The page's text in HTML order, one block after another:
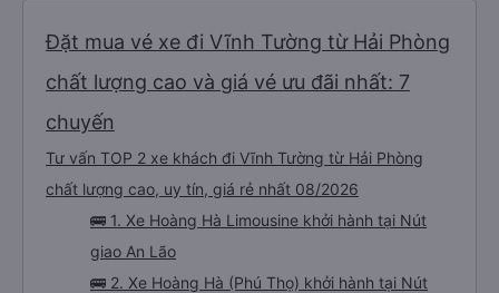
Đặt mua vé xe đi Vĩnh Tường từ Hải Phòng
chất lượng cao và giá vé ưu đãi nhất: 7
chuyến
Tư vấn TOP 2 xe khách đi Vĩnh Tường từ Hải Phòng
chất lượng cao, uy tín, giá rẻ nhất 08/2026
🚌 1. Xe Hoàng Hà Limousine khởi hành tại Nút
giao An Lão
🚌 2. Xe Hoàng Hà (Phú Thọ) khởi hành tại Nút